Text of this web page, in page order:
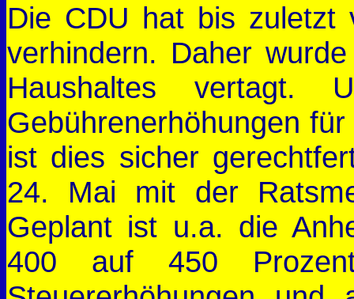
Die CDU hat bis zuletzt
verhindern. Daher
Haushaltes vertagt.
Gebührenerhöhungen
ist dies sicher
24. Mai mit der
Geplant ist u.a. die
400 auf 450